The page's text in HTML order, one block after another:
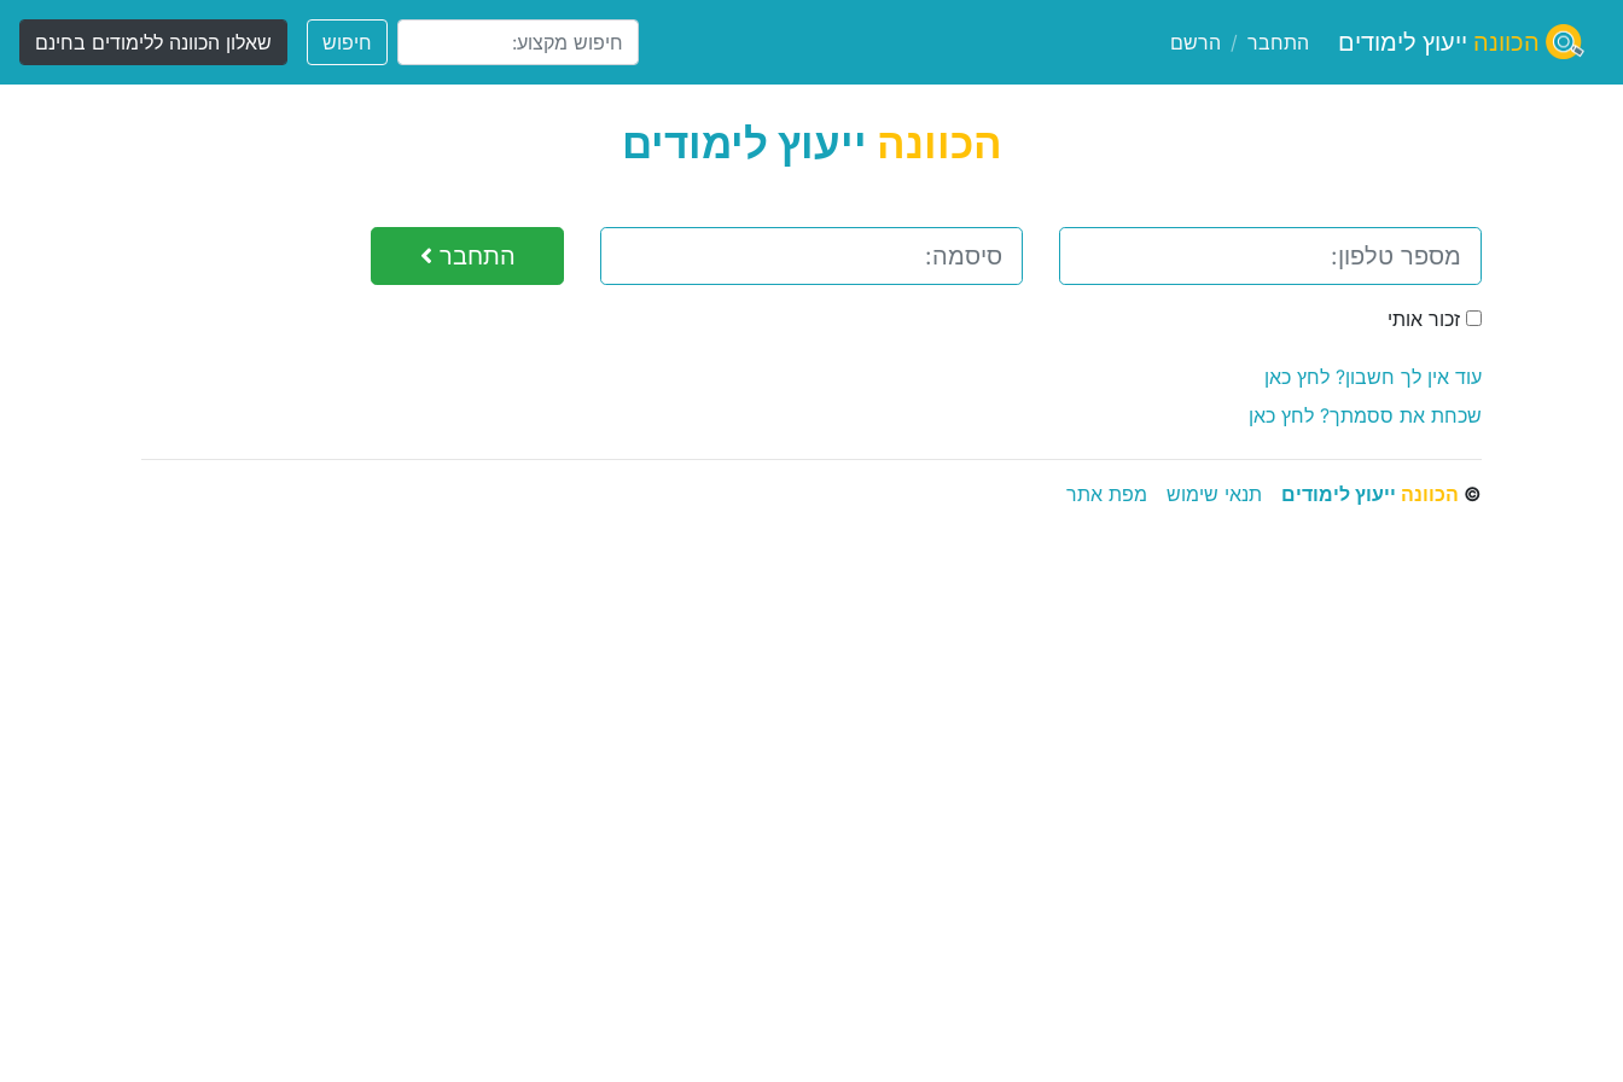
הכוונה ייעוץ לימודים התחבר / הרשם חיפוש שאלון הכוונה ללימודים בחינם
הכוונה ייעוץ לימודים
התחבר
זכור אותי
עוד אין לך חשבון? לחץ כאן
שכחת את ססמתך? לחץ כאן
© הכוונה ייעוץ לימודים תנאי שימוש מפת אתר